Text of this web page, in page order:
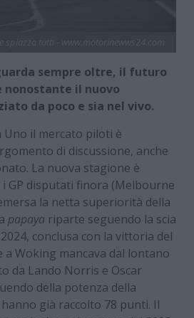
sempre oltre, il futuro
nonostante il nuovo
da poco e sia nel vivo.
Uno il mercato piloti è
di discussione, anche
La nuova stagione è
GP disputati finora (Melbourne
la netta superiorità della
papaya riparte seguendo la scia
conclusa con la vittoria del
Woking mancava dal lontano
da Lando Norris e Oscar
della potenza della
già raccolto 78 punti. Il